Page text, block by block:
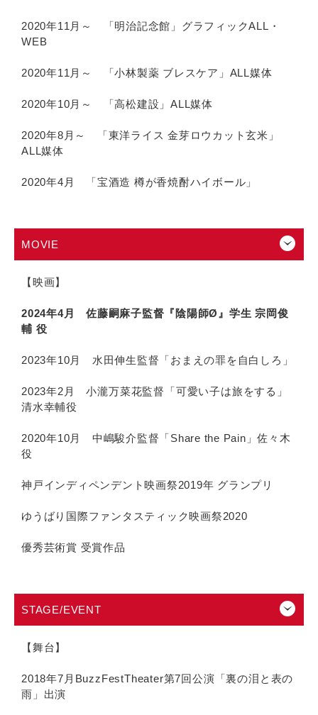
2020年11月～ 「明治記念館」グラフィックALL・
WEB
2020年11月～ 「小林製薬 ブレスケア」ALL媒体
2020年10月～ 「高松建設」ALL媒体
2020年8月～ 「東洋ライス 金芽ロウカット玄米」
ALL媒体
2020年4月 「宝酒造 樽が香焼酎ハイボール」
MOVIE
【映画】
2024年4月 佐藤嗣麻子監督『陰陽師Ø』学生 宗岡俊
輔 役
2023年10月 水田伸生監督「おまえの罪を自白しろ」
2023年2月 小瀧万菜花監督「可愛い子は旅をする」
清水幸輔役
2020年10月 中嶋駿介監督「Share the Pain」佐々木
役
神戸インディペンデント映画祭2019年 グランプリ
ゆうばり国際ファンタスティック映画祭2020
優秀芸術賞 受賞作品
STAGE/EVENT
【舞台】
2018年7月BuzzFestTheater第7回公演「裏の泪と表の
雨」出演